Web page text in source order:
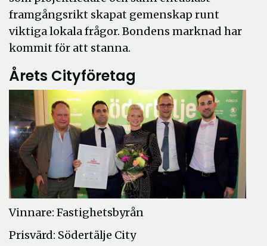
framgångsrikt skapat gemenskap runt
viktiga lokala frågor. Bondens marknad har
kommit för att stanna.
Årets Cityföretag
Vinnare: Fastighetsbyrån
Prisvärd: Södertälje City